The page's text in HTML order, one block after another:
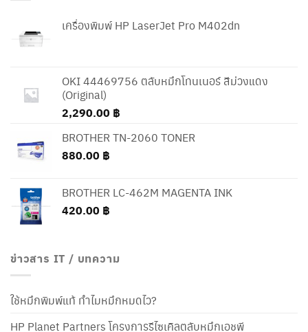
เครื่องพิมพ์ HP LaserJet Pro M402dn
OKI 44469756 ตลับหมึกโทนเนอร์ สีม่วงแดง
(Original)
2,290.00 ฿
BROTHER TN-2060 TONER
880.00 ฿
BROTHER LC-462M MAGENTA INK
420.00 ฿
ข่าวสาร IT / บทความ
ใช้หมึกพิมพ์แท้ ทำไมหมึกหมดไว?
HP Planet Partners โครงการรีไซเคิลตลับหมึกเอชพี